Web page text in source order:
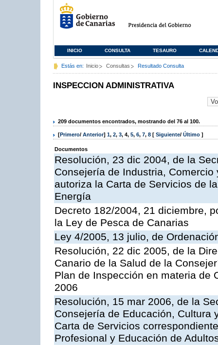
INICIO CONSULTA TESAURO
Estás en: Inicio Consultas Resultado Consulta
INSPECCION ADMINISTRATIVA
209 documentos encontrados, mostrando del 76 al 100.
[Primero/ Anterior] 1, 2, 3, 4, 5, 6, 7, 8 [ Siguiente/ Último ]
Documentos
Resolución, 23 dic 2004, de la
Consejería de Industria,
autoriza la Carta de Servicios de
Energía
Decreto 182/2004, 21 diciembre,
la Ley de Pesca de Canarias
Ley 4/2005, 13 julio, de
Resolución, 22 dic 2005, de la
Canario de la Salud de la
Plan de Inspección en materia de
2006
Resolución, 15 mar 2006, de la
Consejería de Educación, Cultura
Carta de Servicios
Profesional y Educación de